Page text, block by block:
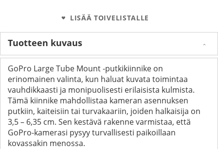
LISÄÄ TOIVELISTALLE
Tuotteen kuvaus
GoPro Large Tube Mount -putkikiinnike on
erinomainen valinta, kun haluat kuvata toimintaa
vauhdikkaasti ja monipuolisesti erilaisista kulmista.
Tämä kiinnike mahdollistaa kameran asennuksen
putkiin, kaiteisiin tai turvakaariin, joiden halkaisija on
3,5 – 6,35 cm. Sen kestävä rakenne varmistaa, että
GoPro-kamerasi pysyy turvallisesti paikoillaan
kovassakin menossa.